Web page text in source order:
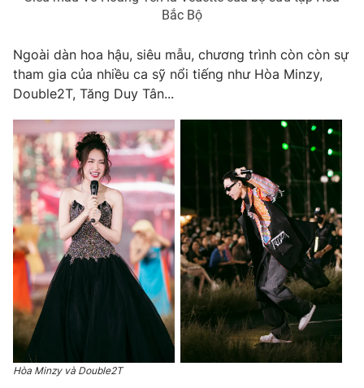
Bắc Bộ
Ngoài dàn hoa hậu, siêu mẫu, chương trình còn còn sự
tham gia của nhiều ca sỹ nổi tiếng như Hòa Minzy,
Double2T, Tăng Duy Tân...
Hòa Minzy và Double2T